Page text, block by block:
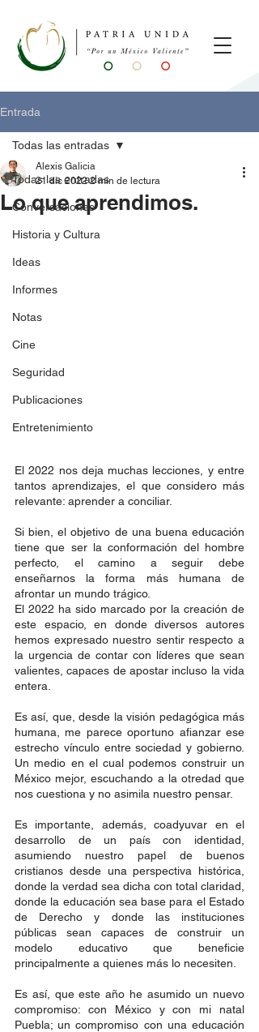
Entrada
Todas las entradas
Conversaciones
Historia y Cultura
Ideas
Informes
Notas
Cine
Seguridad
Publicaciones
Entretenimiento
Todas las entradas
Lo que aprendimos.
Alexis Galicia
21 dic 2022 2 min de lectura
El 2022 nos deja muchas lecciones, y entre
tantos aprendizajes, el que considero más
relevante: aprender a conciliar.
Si bien, el objetivo de una buena educación
tiene que ser la conformación del hombre
perfecto, el camino a seguir debe
enseñarnos la forma más humana de
afrontar un mundo trágico.
El 2022 ha sido marcado por la creación de
este espacio, en donde diversos autores
hemos expresado nuestro sentir respecto a
la urgencia de contar con líderes que sean
valientes, capaces de apostar incluso la vida
entera.
Es así, que, desde la visión pedagógica más
humana, me parece oportuno afianzar ese
estrecho vínculo entre sociedad y gobierno.
Un medio en el cual podemos construir un
México mejor, escuchando a la otredad que
nos cuestiona y no asimila nuestro pensar.
Es importante, además, coadyuvar en el
desarrollo de un país con identidad,
asumiendo nuestro papel de buenos
cristianos desde una perspectiva histórica,
donde la verdad sea dicha con total claridad,
donde la educación sea base para el Estado
de Derecho y donde las instituciones
públicas sean capaces de construir un
modelo educativo que beneficie
principalmente a quienes más lo necesiten.
Es así, que este año he asumido un nuevo
compromiso: con México y con mi natal
Puebla; un compromiso con una educación